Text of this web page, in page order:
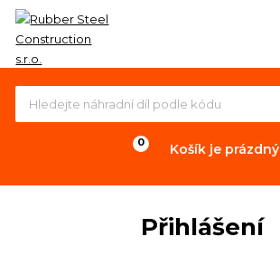
Košík je prázdný
Přihlášení